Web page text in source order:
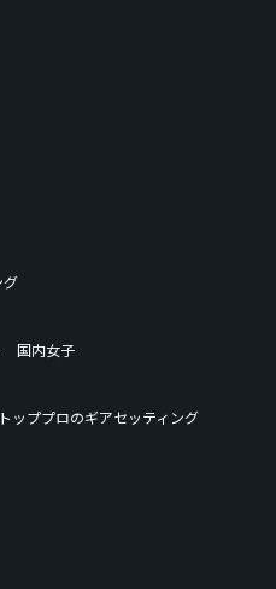
グ
国内女子
トッププロのギアセッティング